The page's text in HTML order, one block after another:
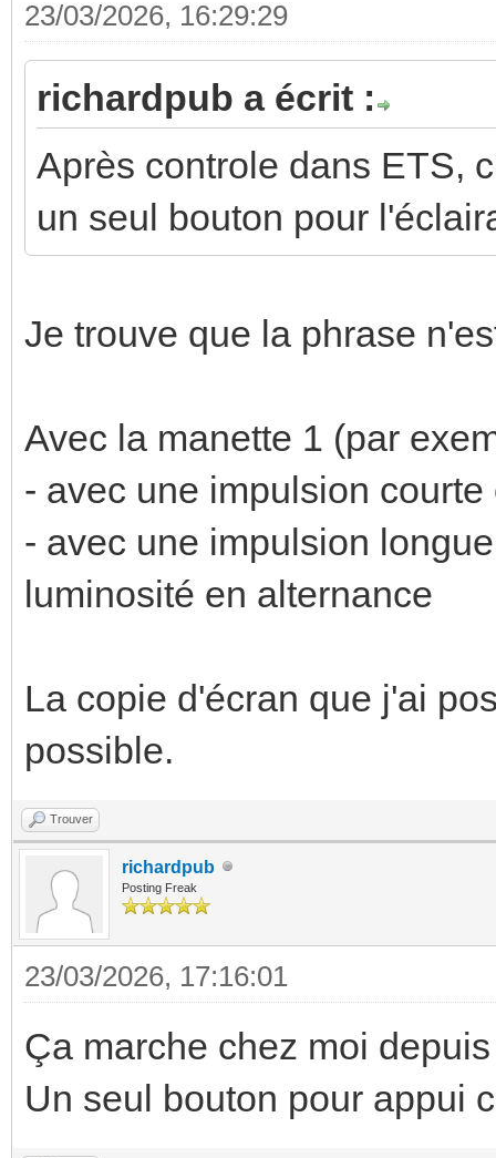
23/03/2026, 16:29:29
richardpub a écrit :
Après controle dans ETS,
un seul bouton pour
Je trouve que la phrase
Avec la manette 1 (par
- avec une impulsion
- avec une impulsion
luminosité en alternance
La copie d'écran que j'ai
possible.
Trouver
richardpub
Posting Freak
23/03/2026, 17:16:01
Ça marche chez moi
Un seul bouton pour appui